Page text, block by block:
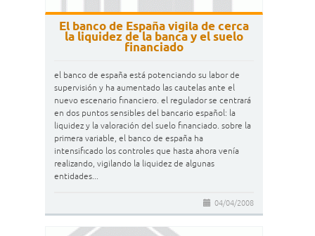
El banco de España vigila de cerca
la liquidez de la banca y el suelo
financiado
el banco de españa está potenciando su labor de
supervisión y ha aumentado las cautelas ante el
nuevo escenario financiero. el regulador se centrará
en dos puntos sensibles del bancario español: la
liquidez y la valoración del suelo financiado. sobre la
primera variable, el banco de españa ha
intensificado los controles que hasta ahora venía
realizando, vigilando la liquidez de algunas
entidades...
04/04/2008